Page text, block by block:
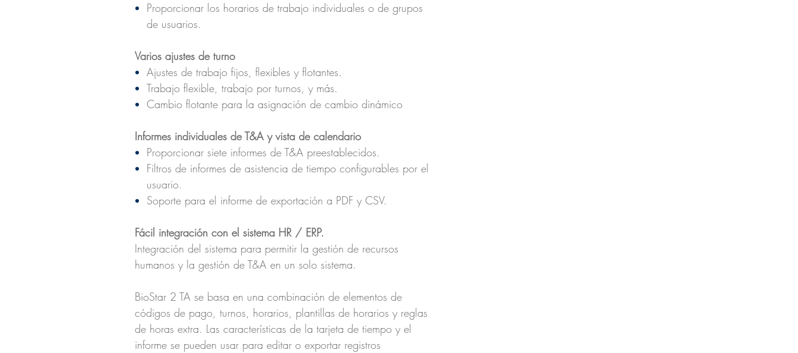
Proporcionar los horarios de trabajo individuales o de grupos
de usuarios.
Varios ajustes de turno
Ajustes de trabajo fijos, flexibles y flotantes.
Trabajo flexible, trabajo por turnos, y más.
Cambio flotante para la asignación de cambio dinámico
Informes individuales de T&A y vista de calendario
Proporcionar siete informes de T&A preestablecidos.
Filtros de informes de asistencia de tiempo configurables por el
usuario.
Soporte para el informe de exportación a PDF y CSV.
Fácil integración con el sistema HR / ERP.
Integración del sistema para permitir la gestión de recursos
humanos y la gestión de T&A en un solo sistema.
BioStar 2 TA se basa en una combinación de elementos de
códigos de pago, turnos, horarios, plantillas de horarios y reglas
de horas extra. Las características de la tarjeta de tiempo y el
informe se pueden usar para editar o exportar registros